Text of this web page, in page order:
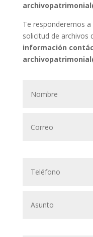
Te responderemos
solicitud de archivos
información